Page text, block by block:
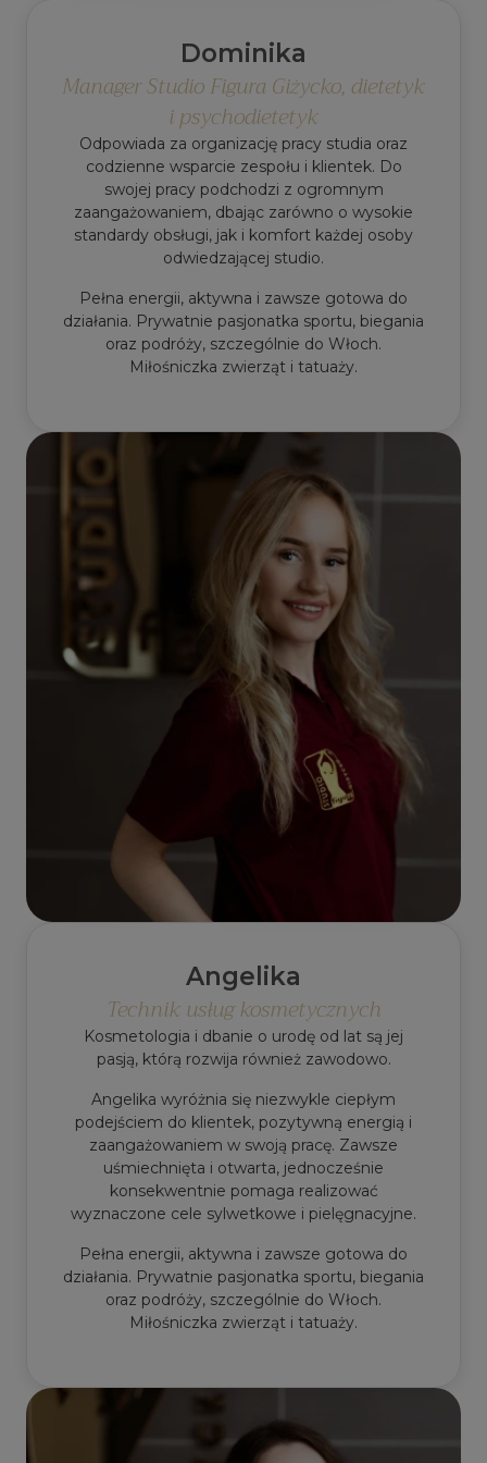
Dominika
Manager Studio Figura Giżycko, dietetyk
i psychodietetyk
Odpowiada za organizację pracy studia oraz
codzienne wsparcie zespołu i klientek. Do
swojej pracy podchodzi z ogromnym
zaangażowaniem, dbając zarówno o wysokie
standardy obsługi, jak i komfort każdej osoby
odwiedzającej studio.
Pełna energii, aktywna i zawsze gotowa do
działania. Prywatnie pasjonatka sportu, biegania
oraz podróży, szczególnie do Włoch.
Miłośniczka zwierząt i tatuaży.
Angelika
Technik usług kosmetycznych
Kosmetologia i dbanie o urodę od lat są jej
pasją, którą rozwija również zawodowo.
Angelika wyróżnia się niezwykle ciepłym
podejściem do klientek, pozytywną energią i
zaangażowaniem w swoją pracę. Zawsze
uśmiechnięta i otwarta, jednocześnie
konsekwentnie pomaga realizować
wyznaczone cele sylwetkowe i pielęgnacyjne.
Pełna energii, aktywna i zawsze gotowa do
działania. Prywatnie pasjonatka sportu, biegania
oraz podróży, szczególnie do Włoch.
Miłośniczka zwierząt i tatuaży.